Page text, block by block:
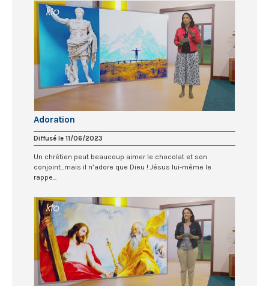
Adoration
Diffusé le 11/06/2023
Un chrétien peut beaucoup aimer le chocolat et son
conjoint...mais il n’adore que Dieu ! Jésus lui-même le
rappe...